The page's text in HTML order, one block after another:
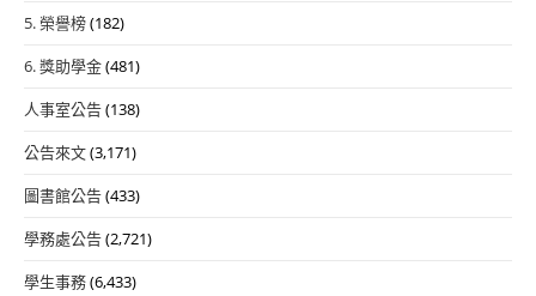
5. 榮譽榜(182)
6. 獎助學金(481)
人事室公告(138)
公告來文(3,171)
圖書館公告(433)
學務處公告(2,721)
學生事務(6,433)